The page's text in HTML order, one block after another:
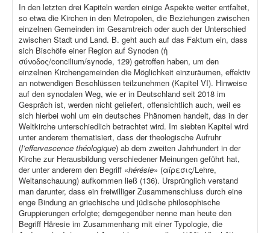
In den letzten drei Kapiteln werden einige Aspekte weiter entfaltet,
so etwa die Kirchen in den Metropolen, die Beziehungen zwischen
einzelnen Gemeinden im Gesamtreich oder auch der Unterschied
zwischen Stadt und Land. B. geht auch auf das Faktum ein, dass
sich Bischöfe einer Region auf Synoden (ἡ
σύνοδος/concilium/synode, 129) getroffen haben, um den
einzelnen Kirchengemeinden die Möglichkeit einzuräumen, effektiv
an notwendigen Beschlüssen teilzunehmen (Kapitel VI). Hinweise
auf den synodalen Weg, wie er in Deutschland seit 2018 im
Gespräch ist, werden nicht geliefert, offensichtlich auch, weil es
sich hierbei wohl um ein deutsches Phänomen handelt, das in der
Weltkirche unterschiedlich betrachtet wird. Im siebten Kapitel wird
unter anderem thematisiert, dass der theologische Aufruhr
(l’effervescence théologique) ab dem zweiten Jahrhundert in der
Kirche zur Herausbildung verschiedener Meinungen geführt hat,
der unter anderem den Begriff «hérésie» (αἵρεσις/Lehre,
Weltanschauung) aufkommen ließ (136). Ursprünglich verstand
man darunter, dass ein freiwilliger Zusammenschluss durch eine
enge Bindung an griechische und jüdische philosophische
Gruppierungen erfolgte; demgegenüber nenne man heute den
Begriff Häresie im Zusammenhang mit einer Typologie, die